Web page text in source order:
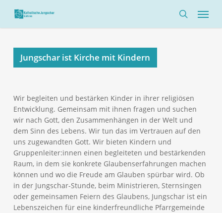
main
Menü
Jungschar ist Kirche mit Kindern
Wir begleiten und bestärken Kinder in ihrer religiösen
Entwicklung. Gemeinsam mit ihnen fragen und suchen
wir nach Gott, den Zusammenhängen in der Welt und
dem Sinn des Lebens. Wir tun das im Vertrauen auf den
uns zugewandten Gott. Wir bieten Kindern und
Gruppenleiter:innen einen begleiteten und bestärkenden
Raum, in dem sie konkrete Glaubenserfahrungen machen
können und wo die Freude am Glauben spürbar wird. Ob
in der Jungschar-Stunde, beim Ministrieren, Sternsingen
oder gemeinsamen Feiern des Glaubens, Jungschar ist ein
Lebenszeichen für eine kinderfreundliche Pfarrgemeinde